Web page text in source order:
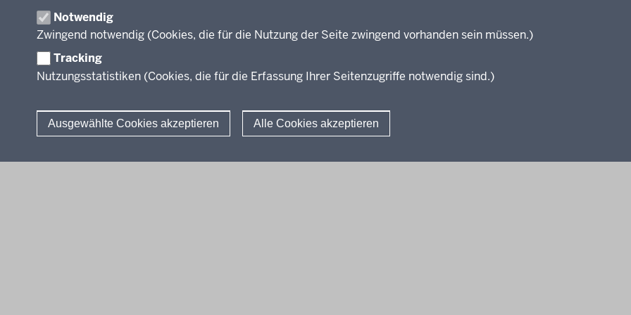
Notwendig
Zwingend notwendig (Cookies, die für die Nutzung der Seite zwingend vorhanden sein müssen.)
Tracking
Nutzungsstatistiken (Cookies, die für die Erfassung Ihrer Seitenzugriffe notwendig sind.)
Ausgewählte Cookies akzeptieren Alle Cookies akzeptieren
Veröffentlichungen
Organisation
Stellenangebote
© 2026 QUA-LiS